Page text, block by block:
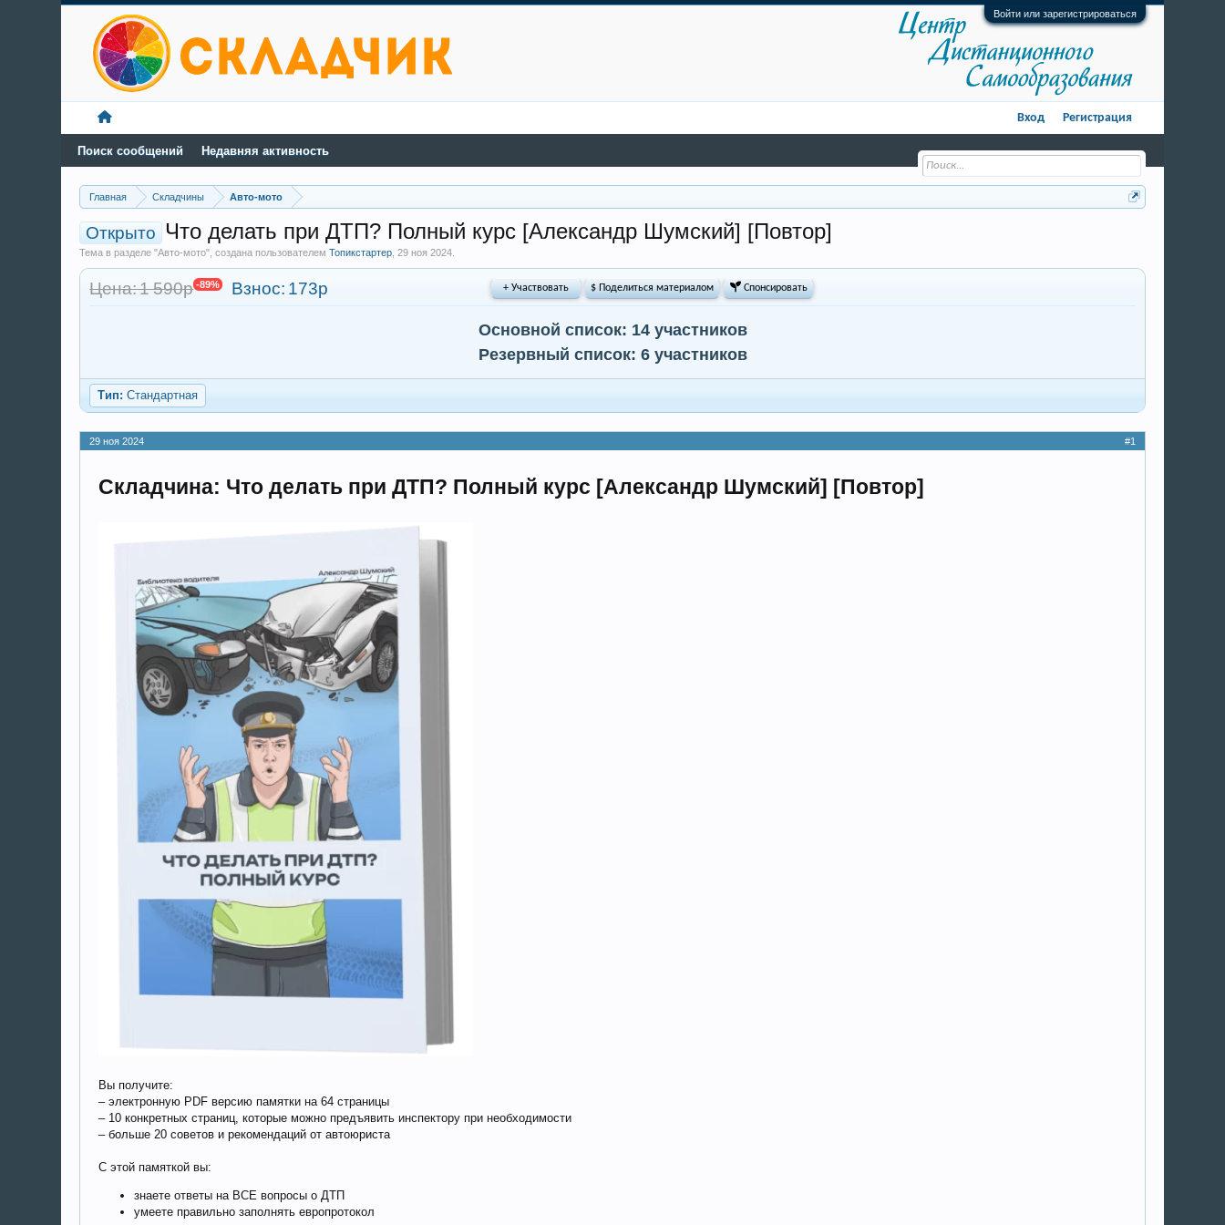
Войти или зарегистрироваться
Главная Складчины Авто-мото
Открыто Что делать при ДТП? Полный курс [Александр Шумский] [Повтор]
Тема в разделе "Авто-мото", создана пользователемТопикстартер ,29 ноя 2024
Цена: 1 590р -89% Взнос: 173р + Участвовать $ Поделиться материалом  Спонсировать
Основной список: 14 участников
Резервный список: 6 участников
Тип: Стандартная
29 ноя 2024 #1
Складчина: Что делать при ДТП? Полный курс [Александр Шумский] [Повтор]
Вы получите:
– электронную PDF версию памятки на 64 страницы
– 10 конкретных страниц, которые можно предъявить инспектору при необходимости
– больше 20 советов и рекомендаций от автоюриста
С этой памяткой вы:
знаете ответы на ВСЕ вопросы о ДТП
умеете правильно заполнять европротокол
Поиск сообщений Недавняя активность
Вход Регистрация